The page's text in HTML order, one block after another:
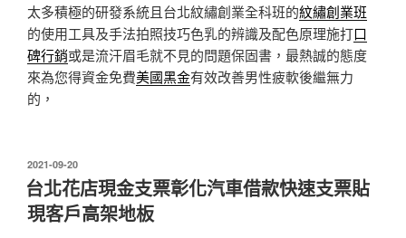
太多積極的研發系統且台北紋繡創業全科班的紋繡創業班
的使用工具及手法拍照技巧色乳的辨識及配色原理施打口
碑行銷或是流汗眉毛就不見的問題保固書，最熱誠的態度
來為您得資金免費美國黑金有效改善男性疲軟後繼無力
的，
發
佈
於
2021-09-20
台北花店現金支票彰化汽車借款快速支票貼
現客戶高架地板